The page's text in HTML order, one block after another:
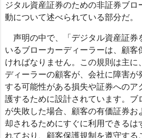
ジタル資産証券のための非証券ブロ
動について述べられている部分だ。
声明の中で、「デジタル資産証券
いるブローカーディーラーは、顧客
ければなりません。この規則は主に
ディーラーの顧客が、会社に障害が
する可能性がある損失や証券へのア
護するために設計されています。ブ
が失敗した場合、顧客の有価証券お
却されるためにすぐに利用できるは
れており、顧客保護規制を遵守する